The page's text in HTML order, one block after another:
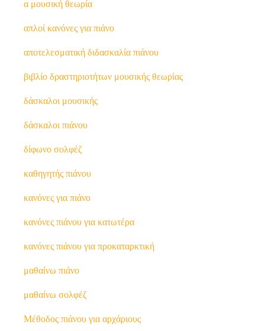
α μουσική θεωρία
απλοί κανόνες για πιάνο
αποτελεσματική διδασκαλία πιάνου
βιβλίο δραστηριοτήτων μουσικής θεωρίας
δάσκαλοι μουσικής
δάσκαλοι πιάνου
δίφωνο σολφέζ
καθηγητής πιάνου
κανόνες για πιάνο
κανόνες πιάνου για κατωτέρα
κανόνες πιάνου για προκαταρκτική
μαθαίνω πιάνο
μαθαίνω σολφέζ
Μέθοδος πιάνου για αρχάριους